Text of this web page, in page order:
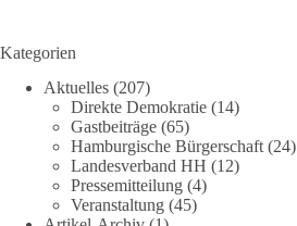
Kategorien
Aktuelles (207)
Direkte Demokratie (14)
Gastbeiträge (65)
Hamburgische Bürgerschaft(24)
Landesverband HH (12)
Pressemitteilung (4)
Veranstaltung (45)